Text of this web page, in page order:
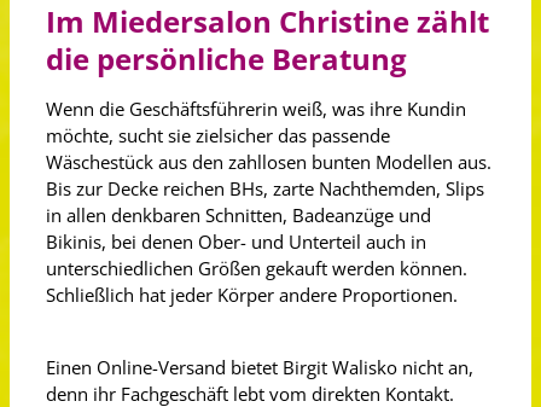
Im Miedersalon Christine zählt
die persönliche Beratung
Wenn die Geschäftsführerin weiß, was ihre Kundin
möchte, sucht sie zielsicher das passende
Wäschestück aus den zahllosen bunten Modellen aus.
Bis zur Decke reichen BHs, zarte Nachthemden, Slips
in allen denkbaren Schnitten, Badeanzüge und
Bikinis, bei denen Ober- und Unterteil auch in
unterschiedlichen Größen gekauft werden können.
Schließlich hat jeder Körper andere Proportionen.
Einen Online-Versand bietet Birgit Walisko nicht an,
denn ihr Fachgeschäft lebt vom direkten Kontakt.